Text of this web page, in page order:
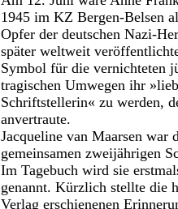
1945 im KZ Bergen-Belsen
Opfer der deutschen Nazi-
später weltweit
Symbol für die vernichteten
tragischen Umwegen ihr
Schriftstellerin« zu werden,
anvertraute.
Jacqueline van Maarsen war
gemeinsamen zweijährigen
Im Tagebuch wird sie
genannt. Kürzlich stellte die
Verlag erschienenen